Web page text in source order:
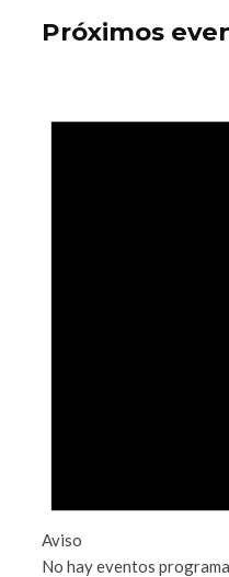
Próximos
Aviso
No hay eventos